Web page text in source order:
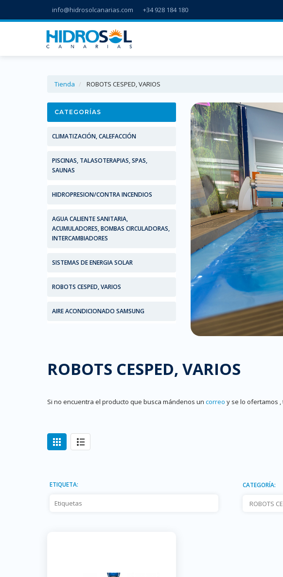
info@hidrosolcanarias.com +34 928 184 180
Tienda ROBOTS CESPED, VARIOS
CATEGORÍAS
CLIMATIZACIÓN, CALEFACCIÓN
PISCINAS, TALASOTERAPIAS, SPAS,
SAUNAS
HIDROPRESION/CONTRA INCENDIOS
AGUA CALIENTE SANITARIA,
ACUMULADORES, BOMBAS CIRCULADORAS,
INTERCAMBIADORES
SISTEMAS DE ENERGIA SOLAR
ROBOTS CESPED, VARIOS
AIRE ACONDICIONADO SAMSUNG
ROBOTS CESPED, VARIOS
Si no encuentra el producto que busca mándenos un correo y se lo ofertamos
ETIQUETA: CATEGORÍA: